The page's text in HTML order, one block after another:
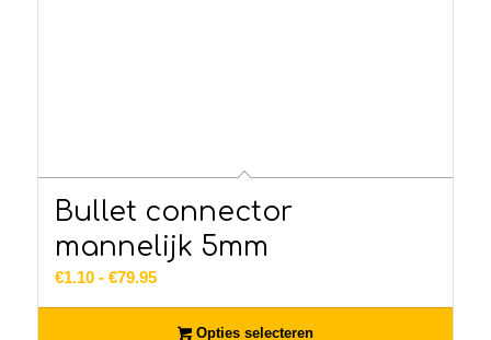
Bullet connector
mannelijk 5mm
€1.10 - €79.95Prijsklasse:
Opties selecteren